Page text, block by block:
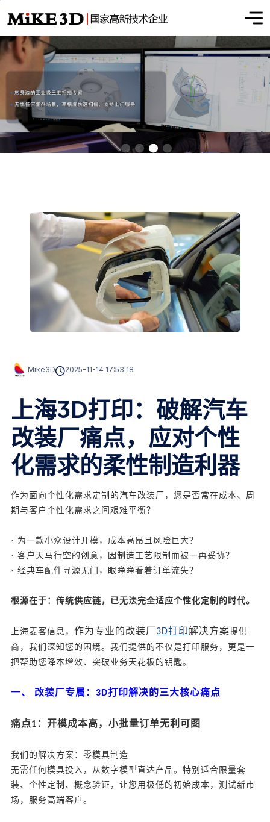
Mike3D 2025-11-14 17:53:18
上海3D打印：破解汽车
改装厂痛点，应对个性
化需求的柔性制造利器
作为面向个性化需求定制的汽车改装厂 ， 您是否常在成本、周
期与客户个性化需求之间艰难平衡？
· 为一款小众设计开模，成本高昂且风险巨大？
· 客户天马行空的创意，因制造工艺限制而被一再妥协？
· 经典车配件寻源无门，眼睁睁看着订单流失？
根源在于：传统供应链，已无法完全适应个性化定制的时代。
上海麦客信息， 作为专业的改装厂3D打印解决方案提供
商 ，我们深知您的困境。我们提供的不仅是打印服务，更是一
把帮助您降本增效、突破业务天花板的钥匙。
一、 改装厂专属： 3D打印解决的三大核心痛点
痛点1 ：开模成本高，小批量订单无利可图
我们的解决方案：零模具制造
无需任何模具投入，从数字模型直达产品。特别适合限量套
装、个性定制、概念验证，让您用极低的初始成本，测试新市
场，服务高端客户。